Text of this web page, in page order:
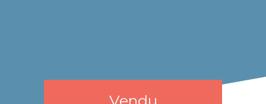
Vendu